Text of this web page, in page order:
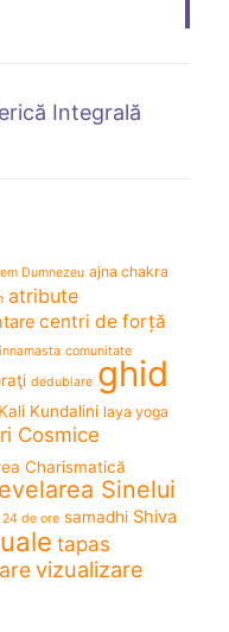
Integrală
Dumnezeu ajna chakra
atribute
centri de forță
comunitate
dedublare ghid
Kali Kundalini laya yoga
Cosmice
Charismatică
Sinelui
de ore samadhi Shiva
tapas
vizualizare